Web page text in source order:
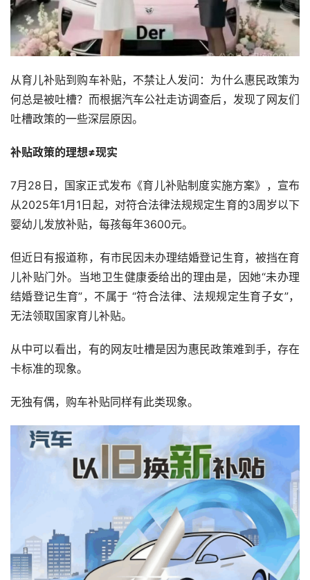
从育儿补贴到购车补贴，不禁让人发问：为什么惠民政策为
何总是被吐槽？而根据汽车公社走访调查后，发现了网友们
吐槽政策的一些深层原因。
补贴政策的理想≠现实
7月28日，国家正式发布《育儿补贴制度实施方案》，宣布
从2025年1月1日起，对符合法律法规规定生育的3周岁以下
婴幼儿发放补贴，每孩每年3600元。
但近日有报道称，有市民因未办理结婚登记生育，被挡在育
儿补贴门外。当地卫生健康委给出的理由是，因她“未办理
结婚登记生育”，不属于 “符合法律、法规规定生育子女”，
无法领取国家育儿补贴。
从中可以看出，有的网友吐槽是因为惠民政策难到手，存在
卡标准的现象。
无独有偶，购车补贴同样有此类现象。